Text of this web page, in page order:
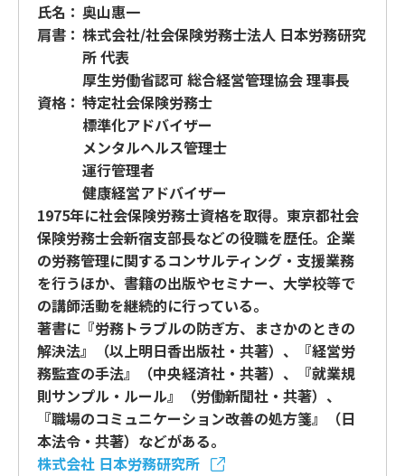
奥山惠一
株式会社/社会保険労務士法人 日本労務研究
所 代表
厚生労働省認可 総合経営管理協会 理事長
特定社会保険労務士
標準化アドバイザー
メンタルヘルス管理士
運行管理者
健康経営アドバイザー
1975年に社会保険労務士資格を取得。東京都社会
保険労務士会新宿支部長などの役職を歴任。企業
の労務管理に関するコンサルティング・支援業務
を行うほか、書籍の出版やセミナー、大学校等で
の講師活動を継続的に行っている。
著書に『労務トラブルの防ぎ方、まさかのときの
解決法』（以上明日香出版社・共著）、『経営労
務監査の手法』（中央経済社・共著）、『就業規
則サンプル・ルール』（労働新聞社・共著）、
『職場のコミュニケーション改善の処方箋』（日
本法令・共著）などがある。
株式会社 日本労務研究所